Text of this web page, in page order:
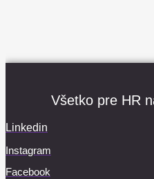
Všetko pre HR
Linkedin
Instagram
Facebook